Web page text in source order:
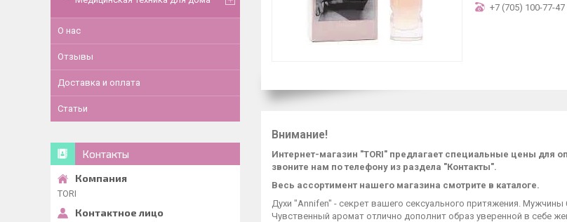
+7 (705) 100-77-47
Внимание!
Интернет-магазин "TORI" предлагает специальные цены для
звоните нам по телефону из раздела "Контакты".
Весь ассортимент нашего магазина смотрите в каталоге.
Духи "Annifen" - секрет вашего сексуального притяжения.
Чувственный аромат отлично дополнит образ уверенной в себе
О нас
Отзывы
Доставка и оплата
Статьи
Контакты
TORI